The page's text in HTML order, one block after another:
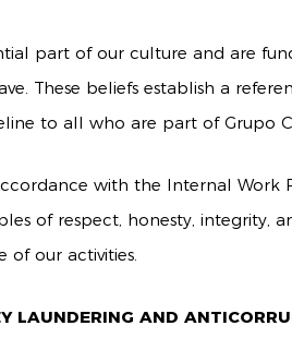
part of our culture and are
These beliefs establish a
to all who are part of Grupo
with the Internal Work
of respect, honesty, integrity,
of our activities.
LAUNDERING AND